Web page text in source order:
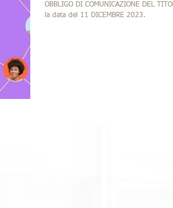
OBBLIGO DI COMUNICAZIONE DEL
la data del 11 DICEMBRE 2023.